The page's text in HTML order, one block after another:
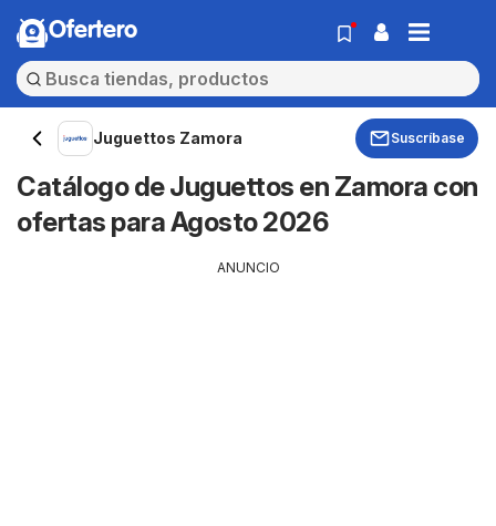
Ofertero
Juguettos Zamora Suscríbase
Catálogo de Juguettos en Zamora con
ofertas para Agosto 2026
ANUNCIO